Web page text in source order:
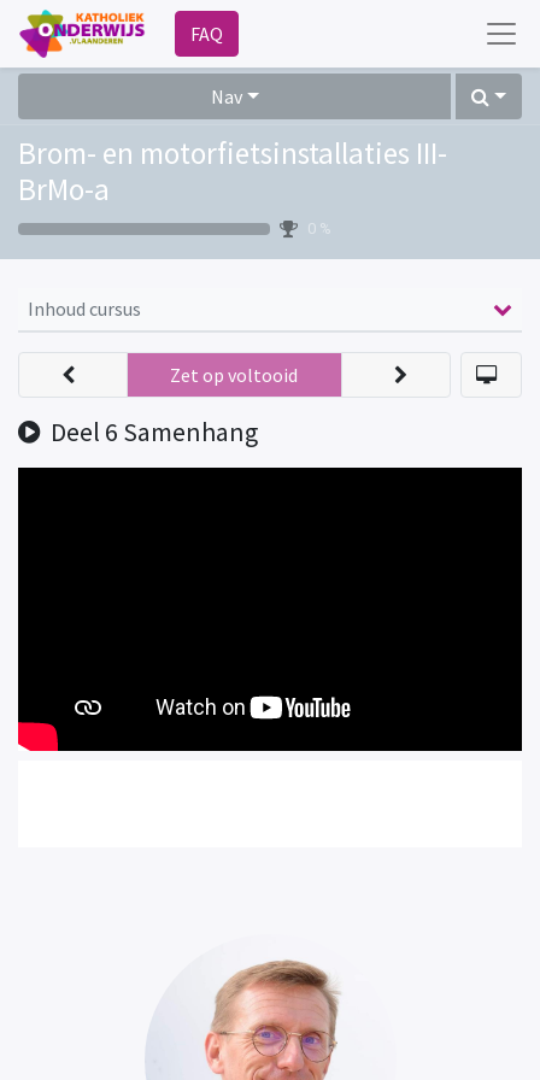
FAQ
Nav
Brom- en motorfietsinstallaties III-
BrMo-a
0 %
Inhoud cursus
Deel 6 Samenhang
Zet op voltooid